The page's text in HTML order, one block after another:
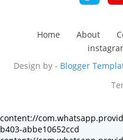
Home About
Design by - Blogger
content://
b403-abbe10652ccd